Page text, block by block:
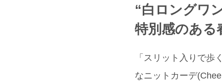
“白ロングワ
特別感のある
「スリット入りで
なニットカーデ